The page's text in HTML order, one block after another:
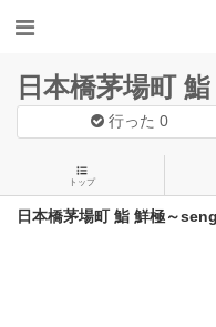
日本橋茅場町
行った0
トップ
日本橋茅場町 鮨 鮮極～